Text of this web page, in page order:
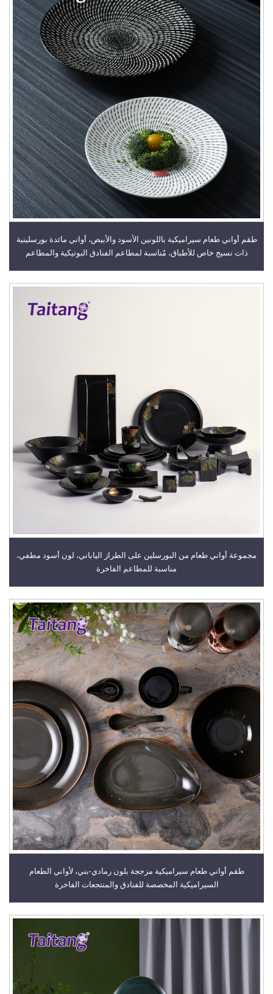
طقم أواني طعام سيراميكية باللونين الأسود والأبيض، أواني مائدة بورسلينية
ذات نسيج خاص للأطباق، مُناسبة لمطاعم الفنادق البوتيكية والمطاعم
مجموعة أواني طعام من البورسلين على الطراز الياباني، لون أسود مطفي،
مناسبة للمطاعم الفاخرة
طقم أواني طعام سيراميكية مزججة بلون رمادي-بني، لأواني الطعام
السيراميكية المخصصة للفنادق والمنتجعات الفاخرة